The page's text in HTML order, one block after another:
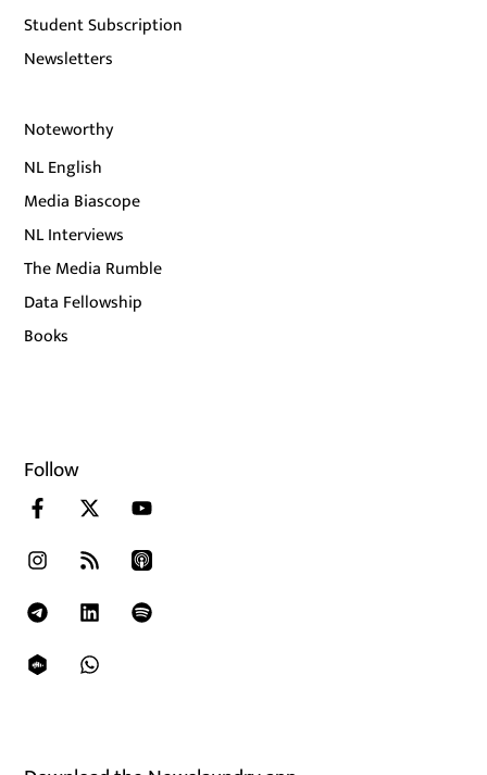
Student Subscription
Newsletters
Noteworthy
NL English
Media Biascope
NL Interviews
The Media Rumble
Data Fellowship
Books
Follow